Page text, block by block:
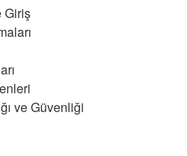
Giriş
ve Güvenliği